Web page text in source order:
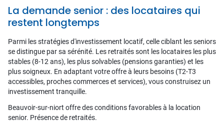
La demande senior : des locataires qui
restent longtemps
Parmi les stratégies d'investissement locatif, celle ciblant les seniors
se distingue par sa sérénité. Les retraités sont les locataires les plus
stables (8-12 ans), les plus solvables (pensions garanties) et les
plus soigneux. En adaptant votre offre à leurs besoins (T2-T3
accessibles, proches commerces et services), vous construisez un
investissement tranquille.
Beauvoir-sur-niort offre des conditions favorables à la location
senior. Présence de retraités.